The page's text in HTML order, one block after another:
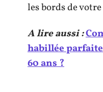
les bords de
A lire aussi :
habillée
60 ans ?